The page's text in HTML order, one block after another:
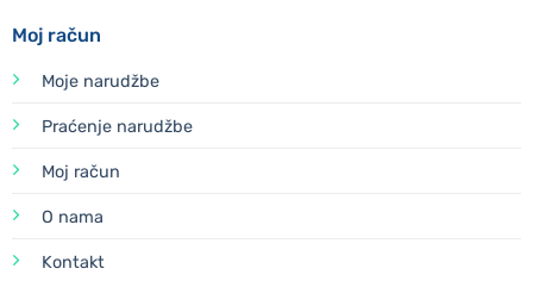
Moj račun
Moje narudžbe
Praćenje narudžbe
Moj račun
O nama
Kontakt